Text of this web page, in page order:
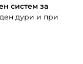
систем за
дури и при